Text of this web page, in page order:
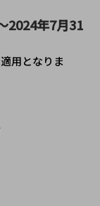
2024年7月31
用となりま